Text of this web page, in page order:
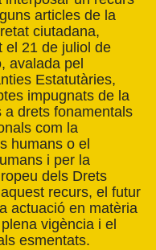
articles de la
ciutadana,
el 21 de juliol de
avalada pel
Estatutàries,
impugnats de la
a drets fonamentals
com la
humans o el
i per la
dels Drets
recurs, el futur
actuació en matèria
vigència i el
esmentats.